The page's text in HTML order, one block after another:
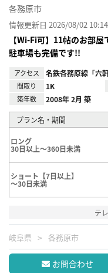
各務原市
情報更新日 2026/08/02 10:14
【Wi-Fi可】11帖のお部
駐車場も完備です!!
アクセス 名鉄各務原線「六軒
間取り 1K
築年数 2008年 2月 築
プラン名・期間
ロング
30日以上～360日未満
ショート【7日以上】
～30日未満
テ
岐阜県 各務原市
お問合わせ